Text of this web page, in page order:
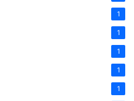
1
1
1
1
1